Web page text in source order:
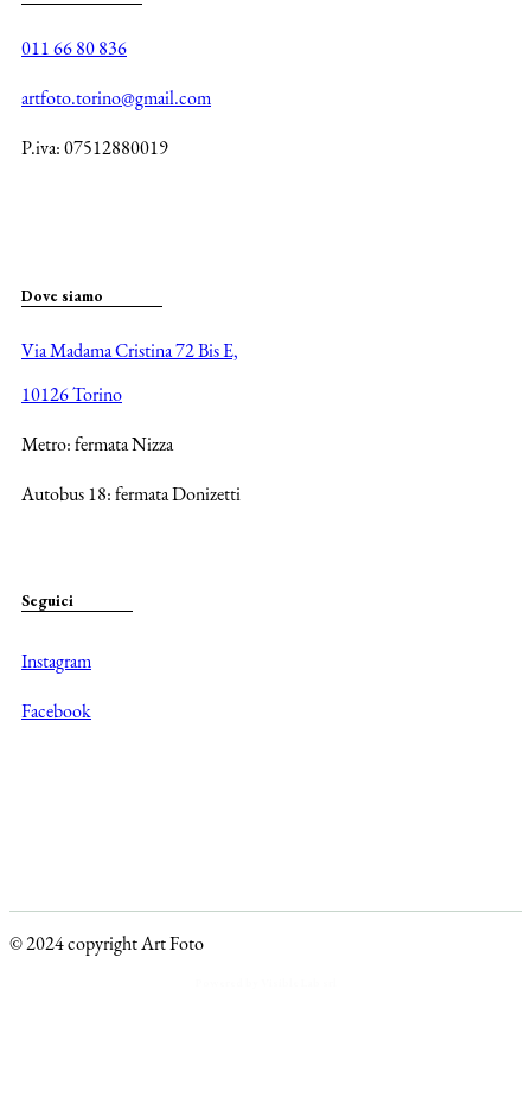
011 66 80 836
artfoto.torino@gmail.com
P.iva: 07512880019
Dove siamo
Via Madama Cristina 72 Bis E,
10126 Torino
Metro: fermata Nizza
Autobus 18: fermata Donizetti
Seguici
Instagram
Facebook
© 2024 copyright Art Foto